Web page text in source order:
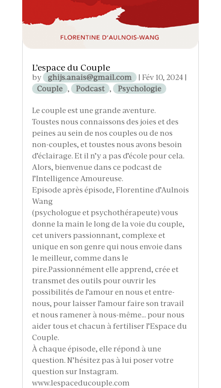
L’espace du Couple
by ghijs.anais@gmail.com | Fév 10, 2024|
Couple , Podcast , Psychologie
Le couple est une grande aventure.
Toustes nous connaissons des joies et des
peines au sein de nos couples ou de nos
non-couples, et toustes nous avons besoin
d’éclairage. Et il n’y a pas d’école pour cela.
Alors, bienvenue dans ce podcast de
l’Intelligence Amoureuse.
Episode après épisode, Florentine d’Aulnois
Wang
(psychologue et psychothérapeute) vous
donne la main le long de la voie du couple,
cet univers passionnant, complexe et
unique en son genre qui nous envoie dans
le meilleur, comme dans le
pire.Passionnément elle apprend, crée et
transmet des outils pour ouvrir les
possibilités de l’amour en nous et entre-
nous, pour laisser l’amour faire son travail
et nous ramener à nous-même… pour nous
aider tous et chacun à fertiliser l’Espace du
Couple.
À chaque épisode, elle répond à une
question. N’hésitez pas à lui poser votre
question sur Instagram.
www.lespaceducouple.com